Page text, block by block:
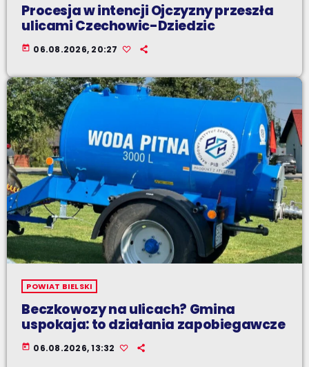
Procesja w intencji Ojczyzny przeszła
ulicami Czechowic-Dziedzic
today 06.08.2026, 20:27
POWIAT BIELSKI
Beczkowozy na ulicach? Gmina
uspokaja: to działania zapobiegawcze
today 06.08.2026, 13:32